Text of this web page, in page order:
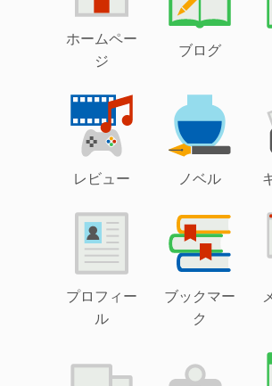
ホームペー
ジ
ブログ
レビュー ノベル
プロフィー
ル
ブックマー
ク